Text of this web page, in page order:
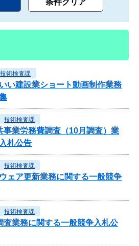
技術検査課
い建設業ショート動画制作業務
技術検査課
事業労務費調査（10月調査）業
札公告
技術検査課
ェア更新業務に関する一般競争
技術検査課
査業務に関する一般競争入札公